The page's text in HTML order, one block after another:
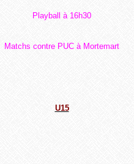
Playball à 16h30
Matchs contre PUC à Mortemart
U15